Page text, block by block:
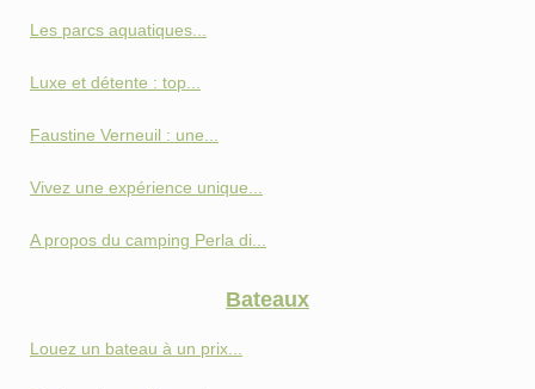
Les parcs aquatiques...
Luxe et détente : top...
Faustine Verneuil : une...
Vivez une expérience unique...
A propos du camping Perla di...
Bateaux
Louez un bateau à un prix...